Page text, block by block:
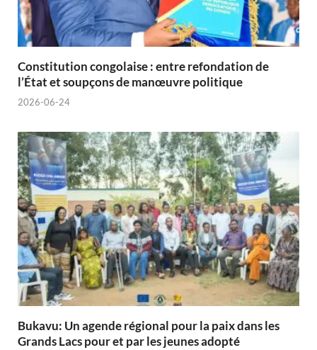
Constitution congolaise : entre refondation de
l’État et soupçons de manœuvre politique
2026-06-24
Bukavu: Un agende régional pour la paix dans les
Grands Lacs pour et par les jeunes adopté